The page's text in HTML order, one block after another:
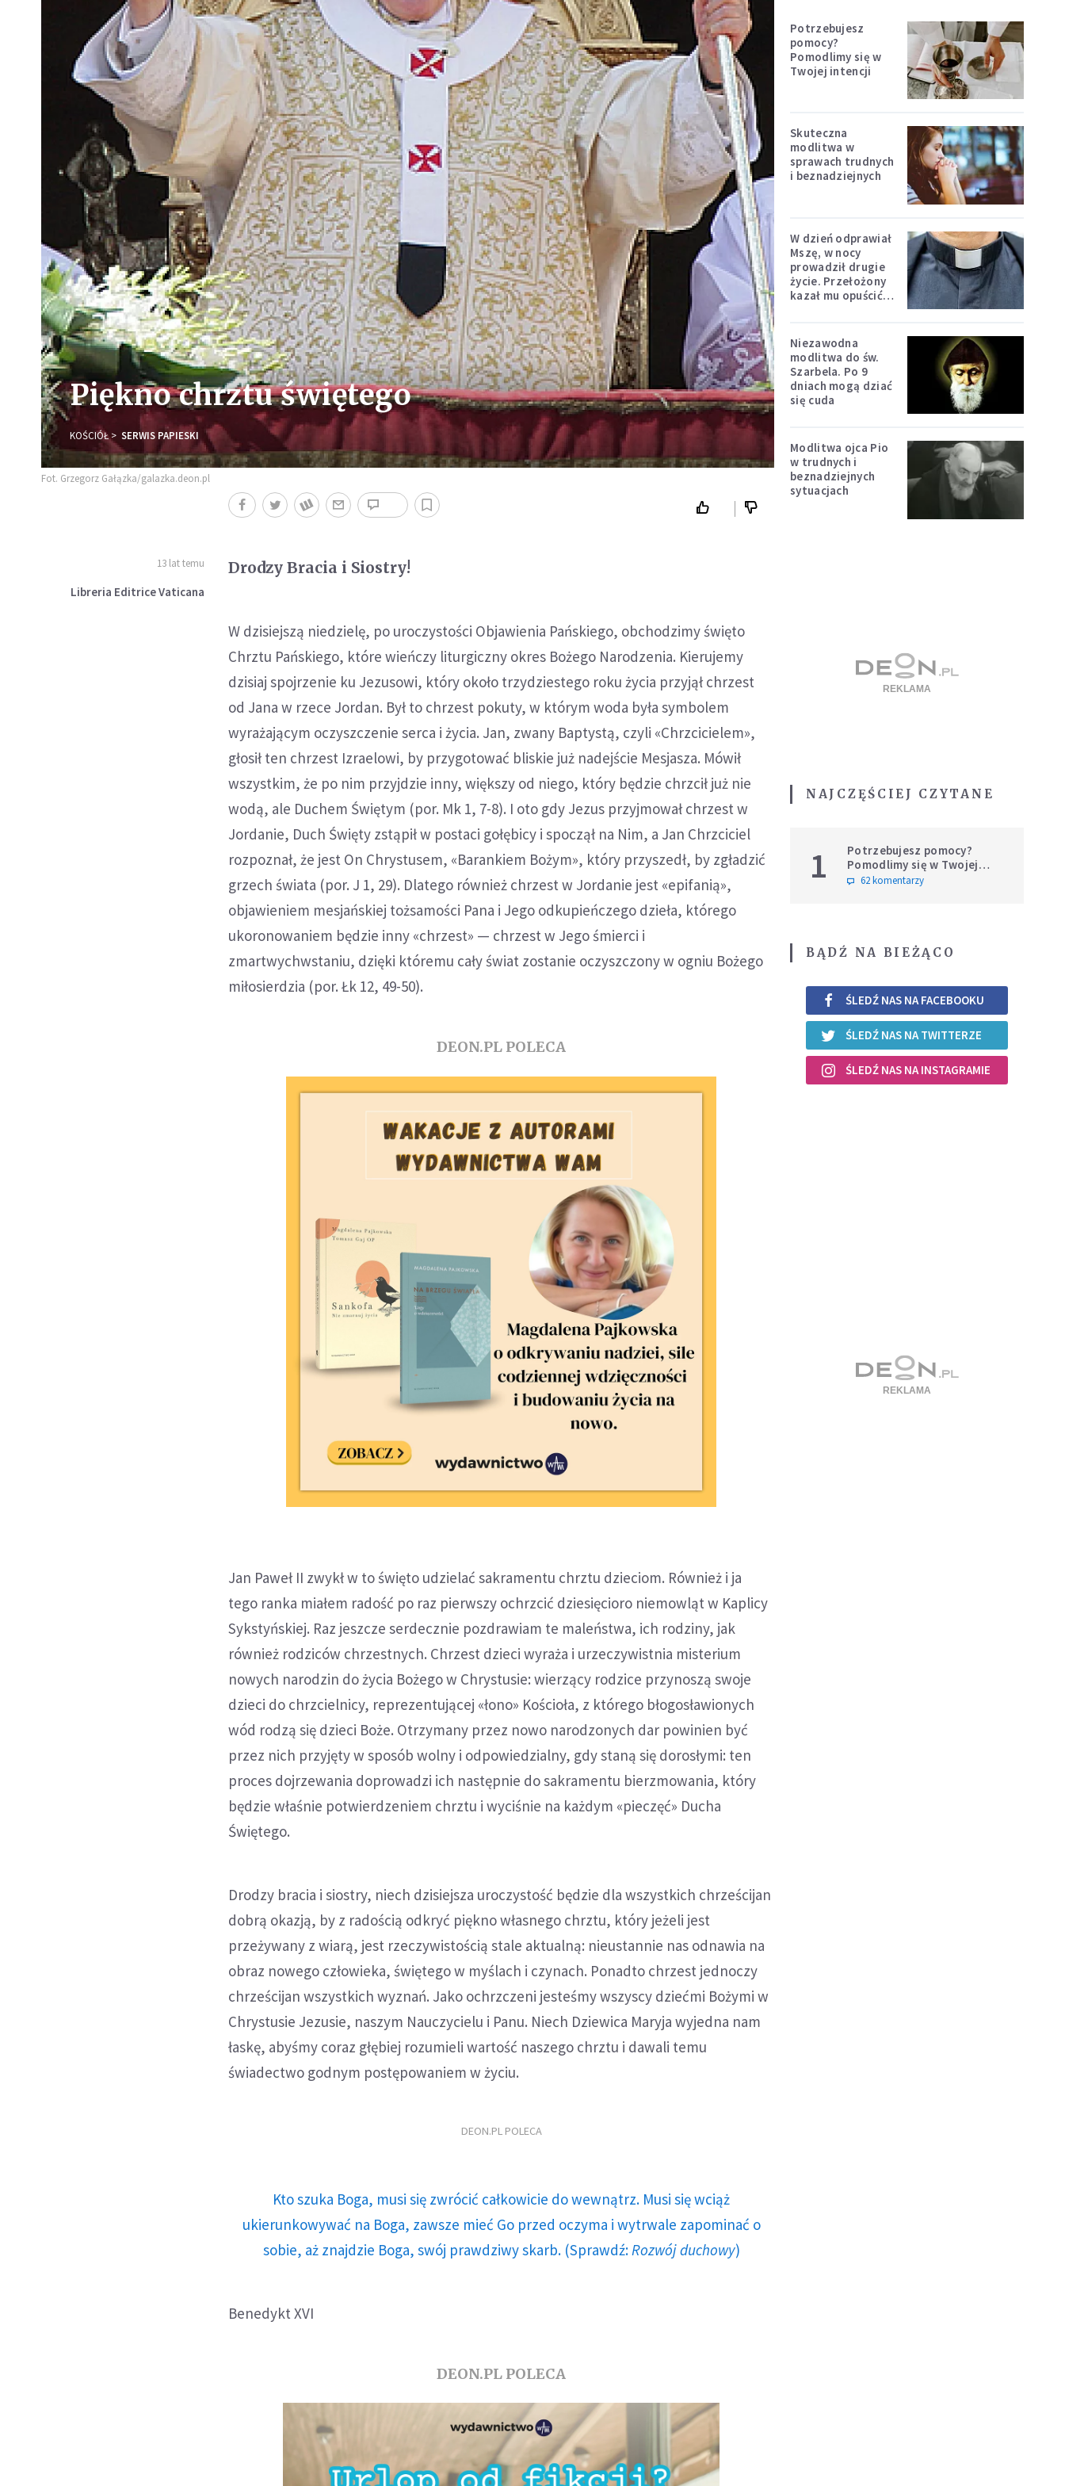
Piękno chrztu świętego
KOŚCIÓŁ SERWIS PAPIESKI
Fot. Grzegorz Gałązka/galazka.deon.pl
13 lat temu
Libreria Editrice Vaticana
Drodzy Bracia i Siostry!
W dzisiejszą niedzielę, po uroczystości Objawienia Pańskiego, obchodzimy święto
Chrztu Pańskiego, które wieńczy liturgiczny okres Bożego Narodzenia. Kierujemy
dzisiaj spojrzenie ku Jezusowi, który około trzydziestego roku życia przyjął chrzest
od Jana w rzece Jordan. Był to chrzest pokuty, w którym woda była symbolem
wyrażającym oczyszczenie serca i życia. Jan, zwany Baptystą, czyli «Chrzcicielem»,
głosił ten chrzest Izraelowi, by przygotować bliskie już nadejście Mesjasza. Mówił
wszystkim, że po nim przyjdzie inny, większy od niego, który będzie chrzcił już nie
wodą, ale Duchem Świętym (por. Mk 1, 7-8). I oto gdy Jezus przyjmował chrzest w
Jordanie, Duch Święty zstąpił w postaci gołębicy i spoczął na Nim, a Jan Chrzciciel
rozpoznał, że jest On Chrystusem, «Barankiem Bożym», który przyszedł, by zgładzić
grzech świata (por. J 1, 29). Dlatego również chrzest w Jordanie jest «epifanią»,
objawieniem mesjańskiej tożsamości Pana i Jego odkupieńczego dzieła, którego
ukoronowaniem będzie inny «chrzest» — chrzest w Jego śmierci i
zmartwychwstaniu, dzięki któremu cały świat zostanie oczyszczony w ogniu Bożego
miłosierdzia (por. Łk 12, 49-50).
DEON.PL POLECA
Jan Paweł II zwykł w to święto udzielać sakramentu chrztu dzieciom. Również i ja
tego ranka miałem radość po raz pierwszy ochrzcić dziesięcioro niemowląt w Kaplicy
Sykstyńskiej. Raz jeszcze serdecznie pozdrawiam te maleństwa, ich rodziny, jak
również rodziców chrzestnych. Chrzest dzieci wyraża i urzeczywistnia misterium
nowych narodzin do życia Bożego w Chrystusie: wierzący rodzice przynoszą swoje
dzieci do chrzcielnicy, reprezentującej «łono» Kościoła, z którego błogosławionych
wód rodzą się dzieci Boże. Otrzymany przez nowo narodzonych dar powinien być
przez nich przyjęty w sposób wolny i odpowiedzialny, gdy staną się dorosłymi: ten
proces dojrzewania doprowadzi ich następnie do sakramentu bierzmowania, który
będzie właśnie potwierdzeniem chrztu i wyciśnie na każdym «pieczęć» Ducha
Świętego.
Drodzy bracia i siostry, niech dzisiejsza uroczystość będzie dla wszystkich chrześcijan
dobrą okazją, by z radością odkryć piękno własnego chrztu, który jeżeli jest
przeżywany z wiarą, jest rzeczywistością stale aktualną: nieustannie nas odnawia na
obraz nowego człowieka, świętego w myślach i czynach. Ponadto chrzest jednoczy
chrześcijan wszystkich wyznań. Jako ochrzczeni jesteśmy wszyscy dziećmi Bożymi w
Chrystusie Jezusie, naszym Nauczycielu i Panu. Niech Dziewica Maryja wyjedna nam
łaskę, abyśmy coraz głębiej rozumieli wartość naszego chrztu i dawali temu
świadectwo godnym postępowaniem w życiu.
DEON.PL POLECA
Kto szuka Boga, musi się zwrócić całkowicie do wewnątrz. Musi się wciąż
ukierunkowywać na Boga, zawsze mieć Go przed oczyma i wytrwale zapominać o
sobie, aż znajdzie Boga, swój prawdziwy skarb. (Sprawdź: Rozwój duchowy)
Benedykt XVI
DEON.PL POLECA
Potrzebujesz
pomocy?
Pomodlimy się w
Twojej intencji
Skuteczna
modlitwa w
sprawach trudnych
i beznadziejnych
W dzień odprawiał
Mszę, w nocy
prowadził drugie
życie. Przełożony
kazał mu opuścić
Niezawodna
modlitwa do św.
Szarbela. Po 9
dniach mogą dziać
się cuda
Modlitwa ojca Pio
w trudnych i
beznadziejnych
sytuacjach
NAJCZĘŚCIEJ CZYTANE
1
Potrzebujesz pomocy?
Pomodlimy się w Twojej
intencji
62 komentarzy
BĄDŹ NA BIEŻĄCO
ŚLEDŹ NAS NA FACEBOOKU
ŚLEDŹ NAS NA TWITTERZE
ŚLEDŹ NAS NA INSTAGRAMIE